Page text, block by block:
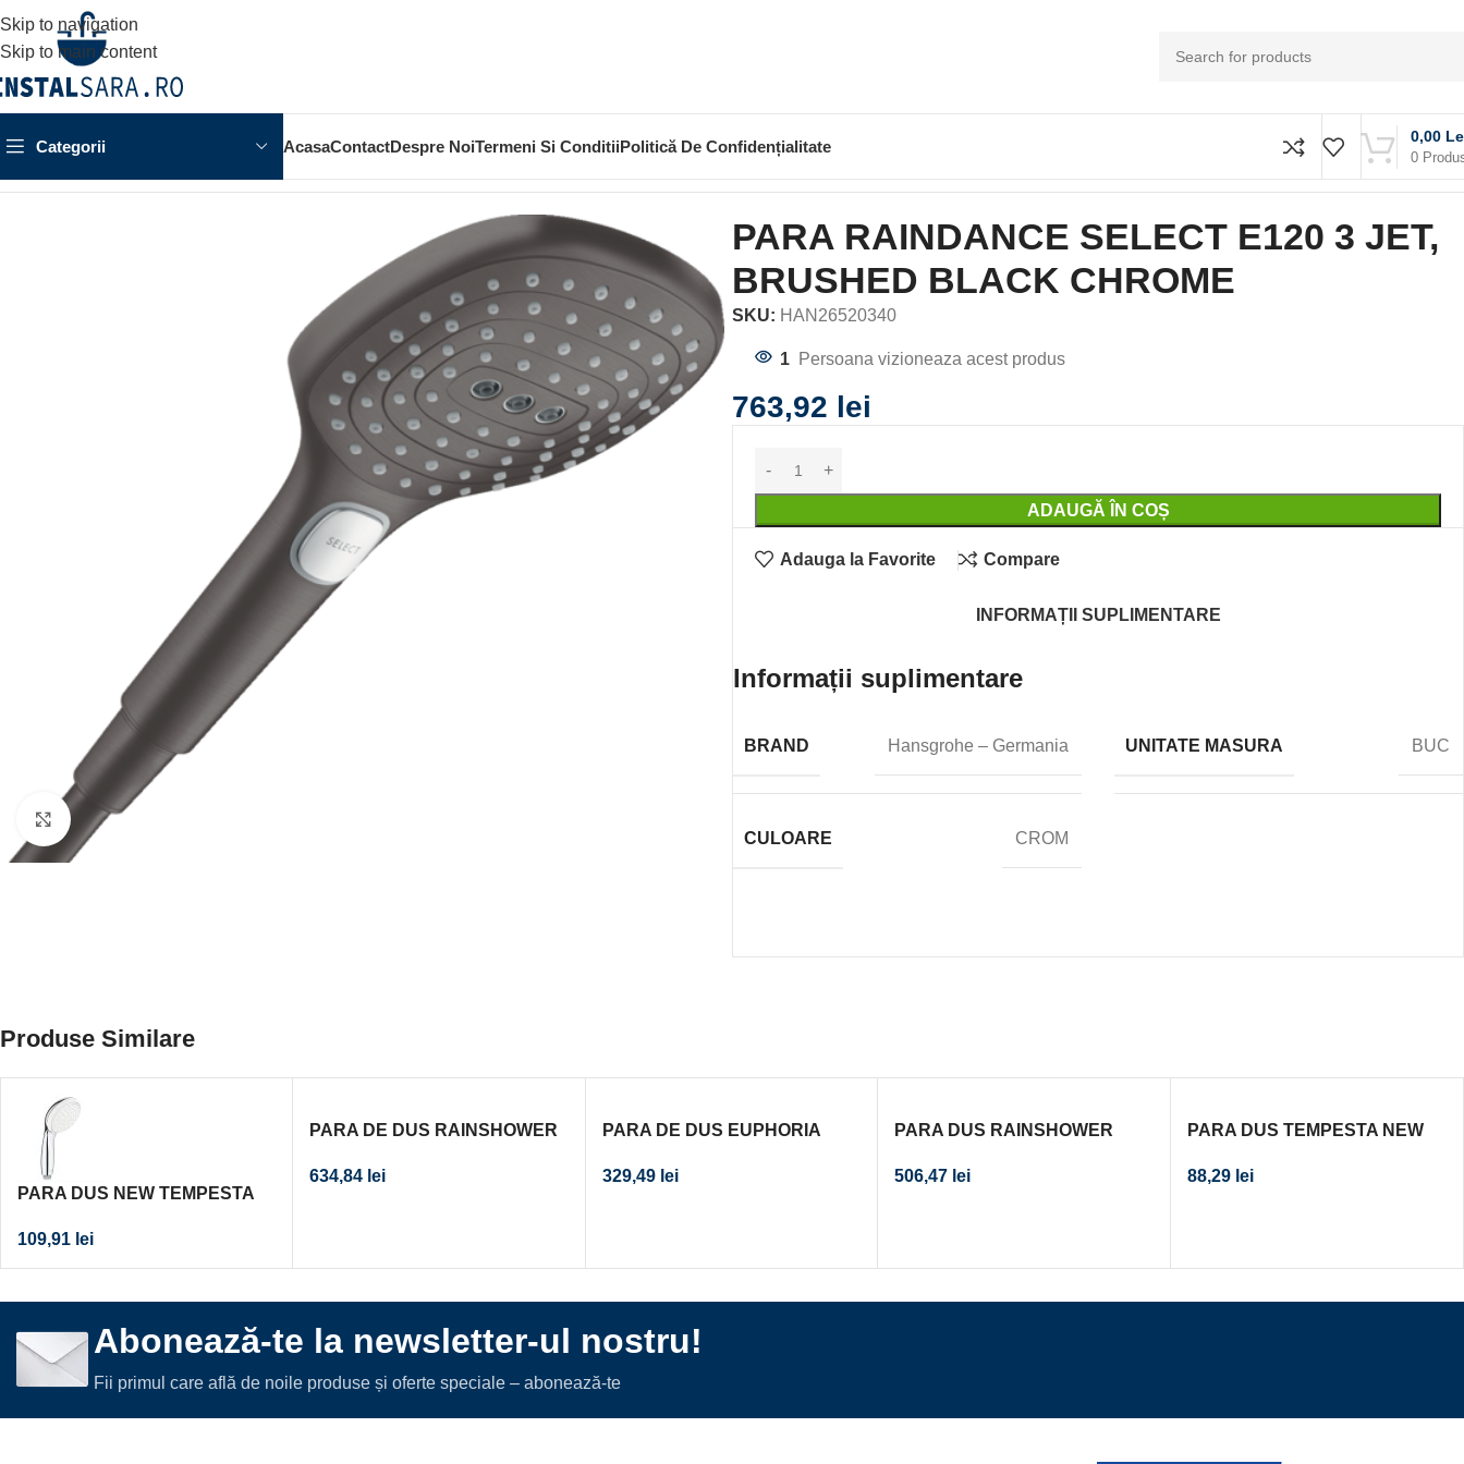
Skip to navigation
Skip to main content
Categorii AcasaContactDespre NoiTermeni Si ConditiiPolitică De Confidențialitate
0
0,00
Click to enlarge
PARA RAINDANCE SELECT E120 3 JET,
BRUSHED BLACK CHROME
SKU: HAN26520340
1 Persoana vizioneaza acest produs
763,92 lei
ADAUGĂ ÎN COȘ
Adauga la Favorite Compare
INFORMAȚII SUPLIMENTARE
Informații suplimentare
BRAND Hansgrohe – Germania UNITATE MASURA BUC
CULOARE CROM
Produse Similare
PARA DUS NEW TEMPESTA
109,91 lei
PARA DE DUS RAINSHOWER
BRUSHED HARD GRAPHITE
634,84 lei
PARA DE DUS EUPHORIA
NEGRU MAT
329,49 lei
PARA DUS RAINSHOWER
MAT
506,47 lei
PARA DUS TEMPESTA NEW
88,29 lei
Abonează-te la newsletter-ul nostru!
Fii primul care află de noile produse și oferte speciale – abonează-te